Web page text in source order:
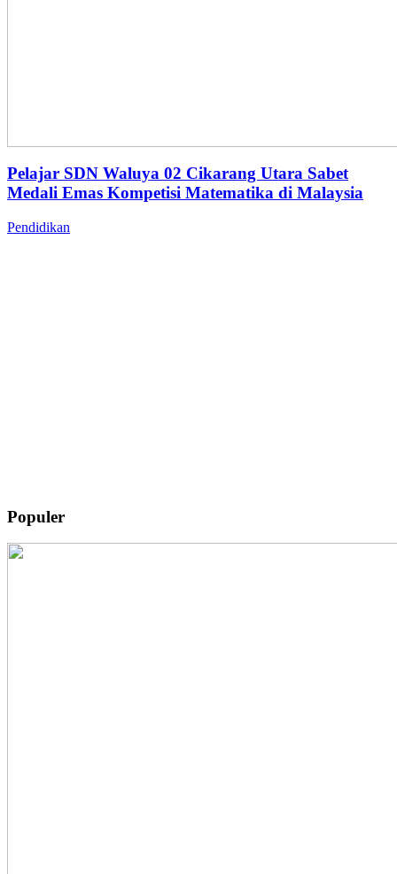
Pelajar SDN Waluya 02 Cikarang Utara Sabet
Medali Emas Kompetisi Matematika di Malaysia
Pendidikan
Populer